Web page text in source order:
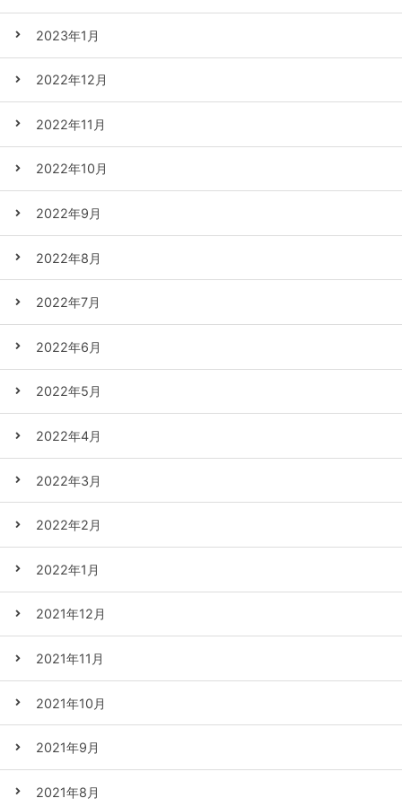
2023年1月
2022年12月
2022年11月
2022年10月
2022年9月
2022年8月
2022年7月
2022年6月
2022年5月
2022年4月
2022年3月
2022年2月
2022年1月
2021年12月
2021年11月
2021年10月
2021年9月
2021年8月